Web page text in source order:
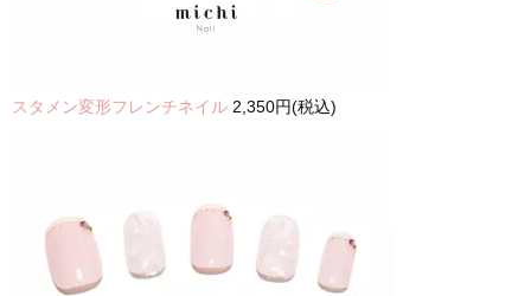
スタメン変形フレンチネイル 2,350円(税込)